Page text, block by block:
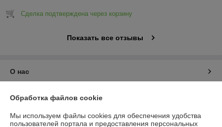
Сделка подтверждена через корзину
Показать все отзывы
О нас
Контакты
Доставка и оплата
Обработка файлов cookie
Мы используем файлы cookies для обеспечения удобства
пользователей портала и предоставления персональных